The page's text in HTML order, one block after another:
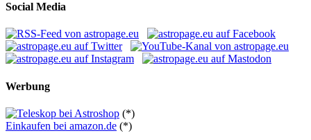
Social Media
Werbung
(*)
Einkaufen bei amazon.de (*)